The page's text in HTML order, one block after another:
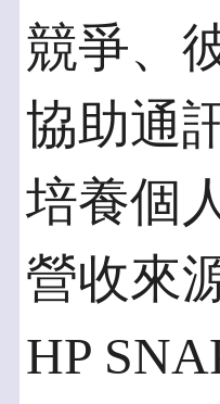
競爭、
協助通
培養個
營收來
HP